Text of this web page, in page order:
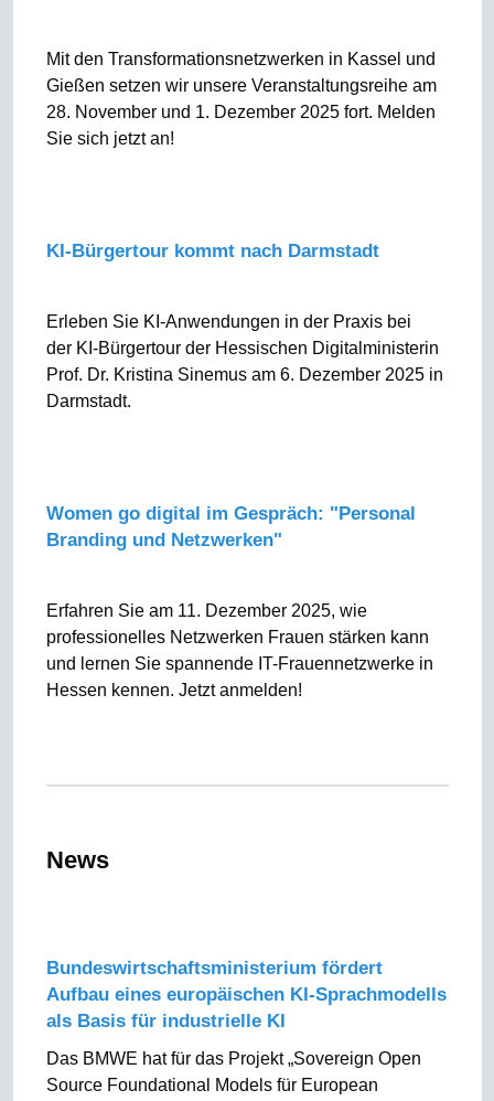
Mit den Transformationsnetzwerken in Kassel und
Gießen setzen wir unsere Veranstaltungsreihe am
28. November und 1. Dezember 2025 fort. Melden
Sie sich jetzt an!
KI-Bürgertour kommt nach Darmstadt
Erleben Sie KI-Anwendungen in der Praxis bei
der KI-Bürgertour der Hessischen Digitalministerin
Prof. Dr. Kristina Sinemus am 6. Dezember 2025 in
Darmstadt.
Women go digital im Gespräch: "Personal
Branding und Netzwerken"
Erfahren Sie am 11. Dezember 2025, wie
professionelles Netzwerken Frauen stärken kann
und lernen Sie spannende IT-Frauennetzwerke in
Hessen kennen. Jetzt anmelden!
News
Bundeswirtschaftsministerium fördert
Aufbau eines europäischen KI-Sprachmodells
als Basis für industrielle KI
Das BMWE hat für das Projekt „Sovereign Open
Source Foundational Models für European